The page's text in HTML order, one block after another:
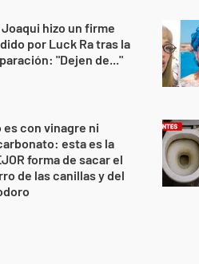
Joaqui hizo un firme
por Luck Ra tras la
"Dejen de..."
es con vinagre ni
esta es la
forma de sacar el
de las canillas y del